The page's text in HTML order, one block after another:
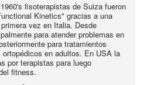
fisoterapistas de Suiza fueron
Kinetics" gracias a una
vez en Italia. Desde
para atender problemas en
para tratamientos
en adultos. En USA la
por terapistas para luego
fitness.